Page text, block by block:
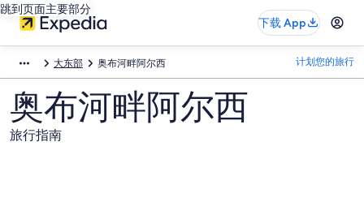
跳到页面主要部分
下载 App
大东部 奥布河畔阿尔西 计划您的旅行
奥布河畔阿尔西
旅行指南